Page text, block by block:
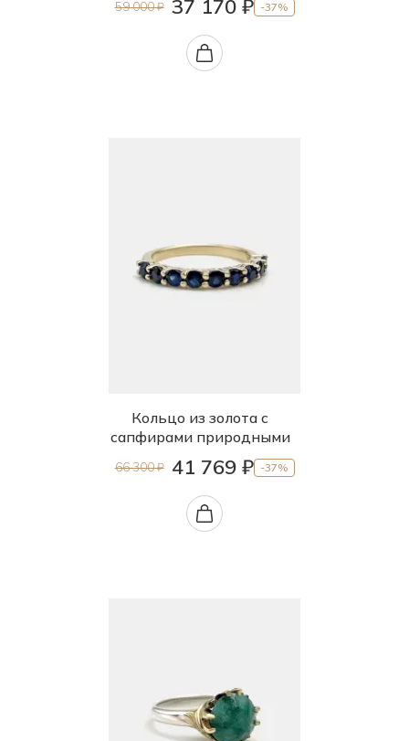
59 000 ₽ 37 170 ₽ -37%
Кольцо из золота с
сапфирами природными
66 300 ₽ 41 769 ₽ -37%